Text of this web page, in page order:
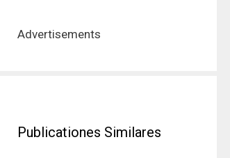
Advertisements
Publicationes Similares